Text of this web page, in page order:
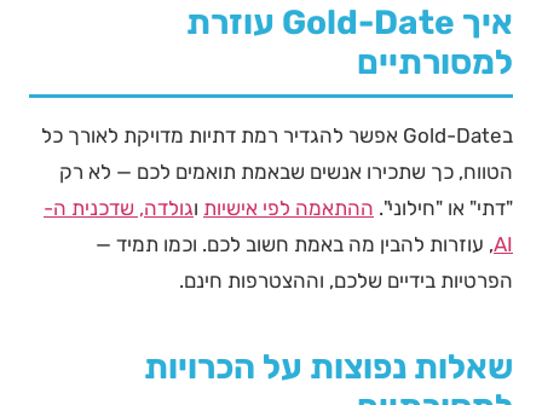
איך Gold-Date עוזרת
למסורתיים
בGold-Date אפשר להגדיר רמת דתיות מדויקת לאורך כל
הטווח, כך שתכירו אנשים שבאמת תואמים לכם — לא רק
"דתי" או "חילוני". ההתאמה לפי אישיות וגולדה, שדכנית ה-
AI, עוזרות להבין מה באמת חשוב לכם. וכמו תמיד —
הפרטיות בידיים שלכם, וההצטרפות חינם.
שאלות נפוצות על הכרויות